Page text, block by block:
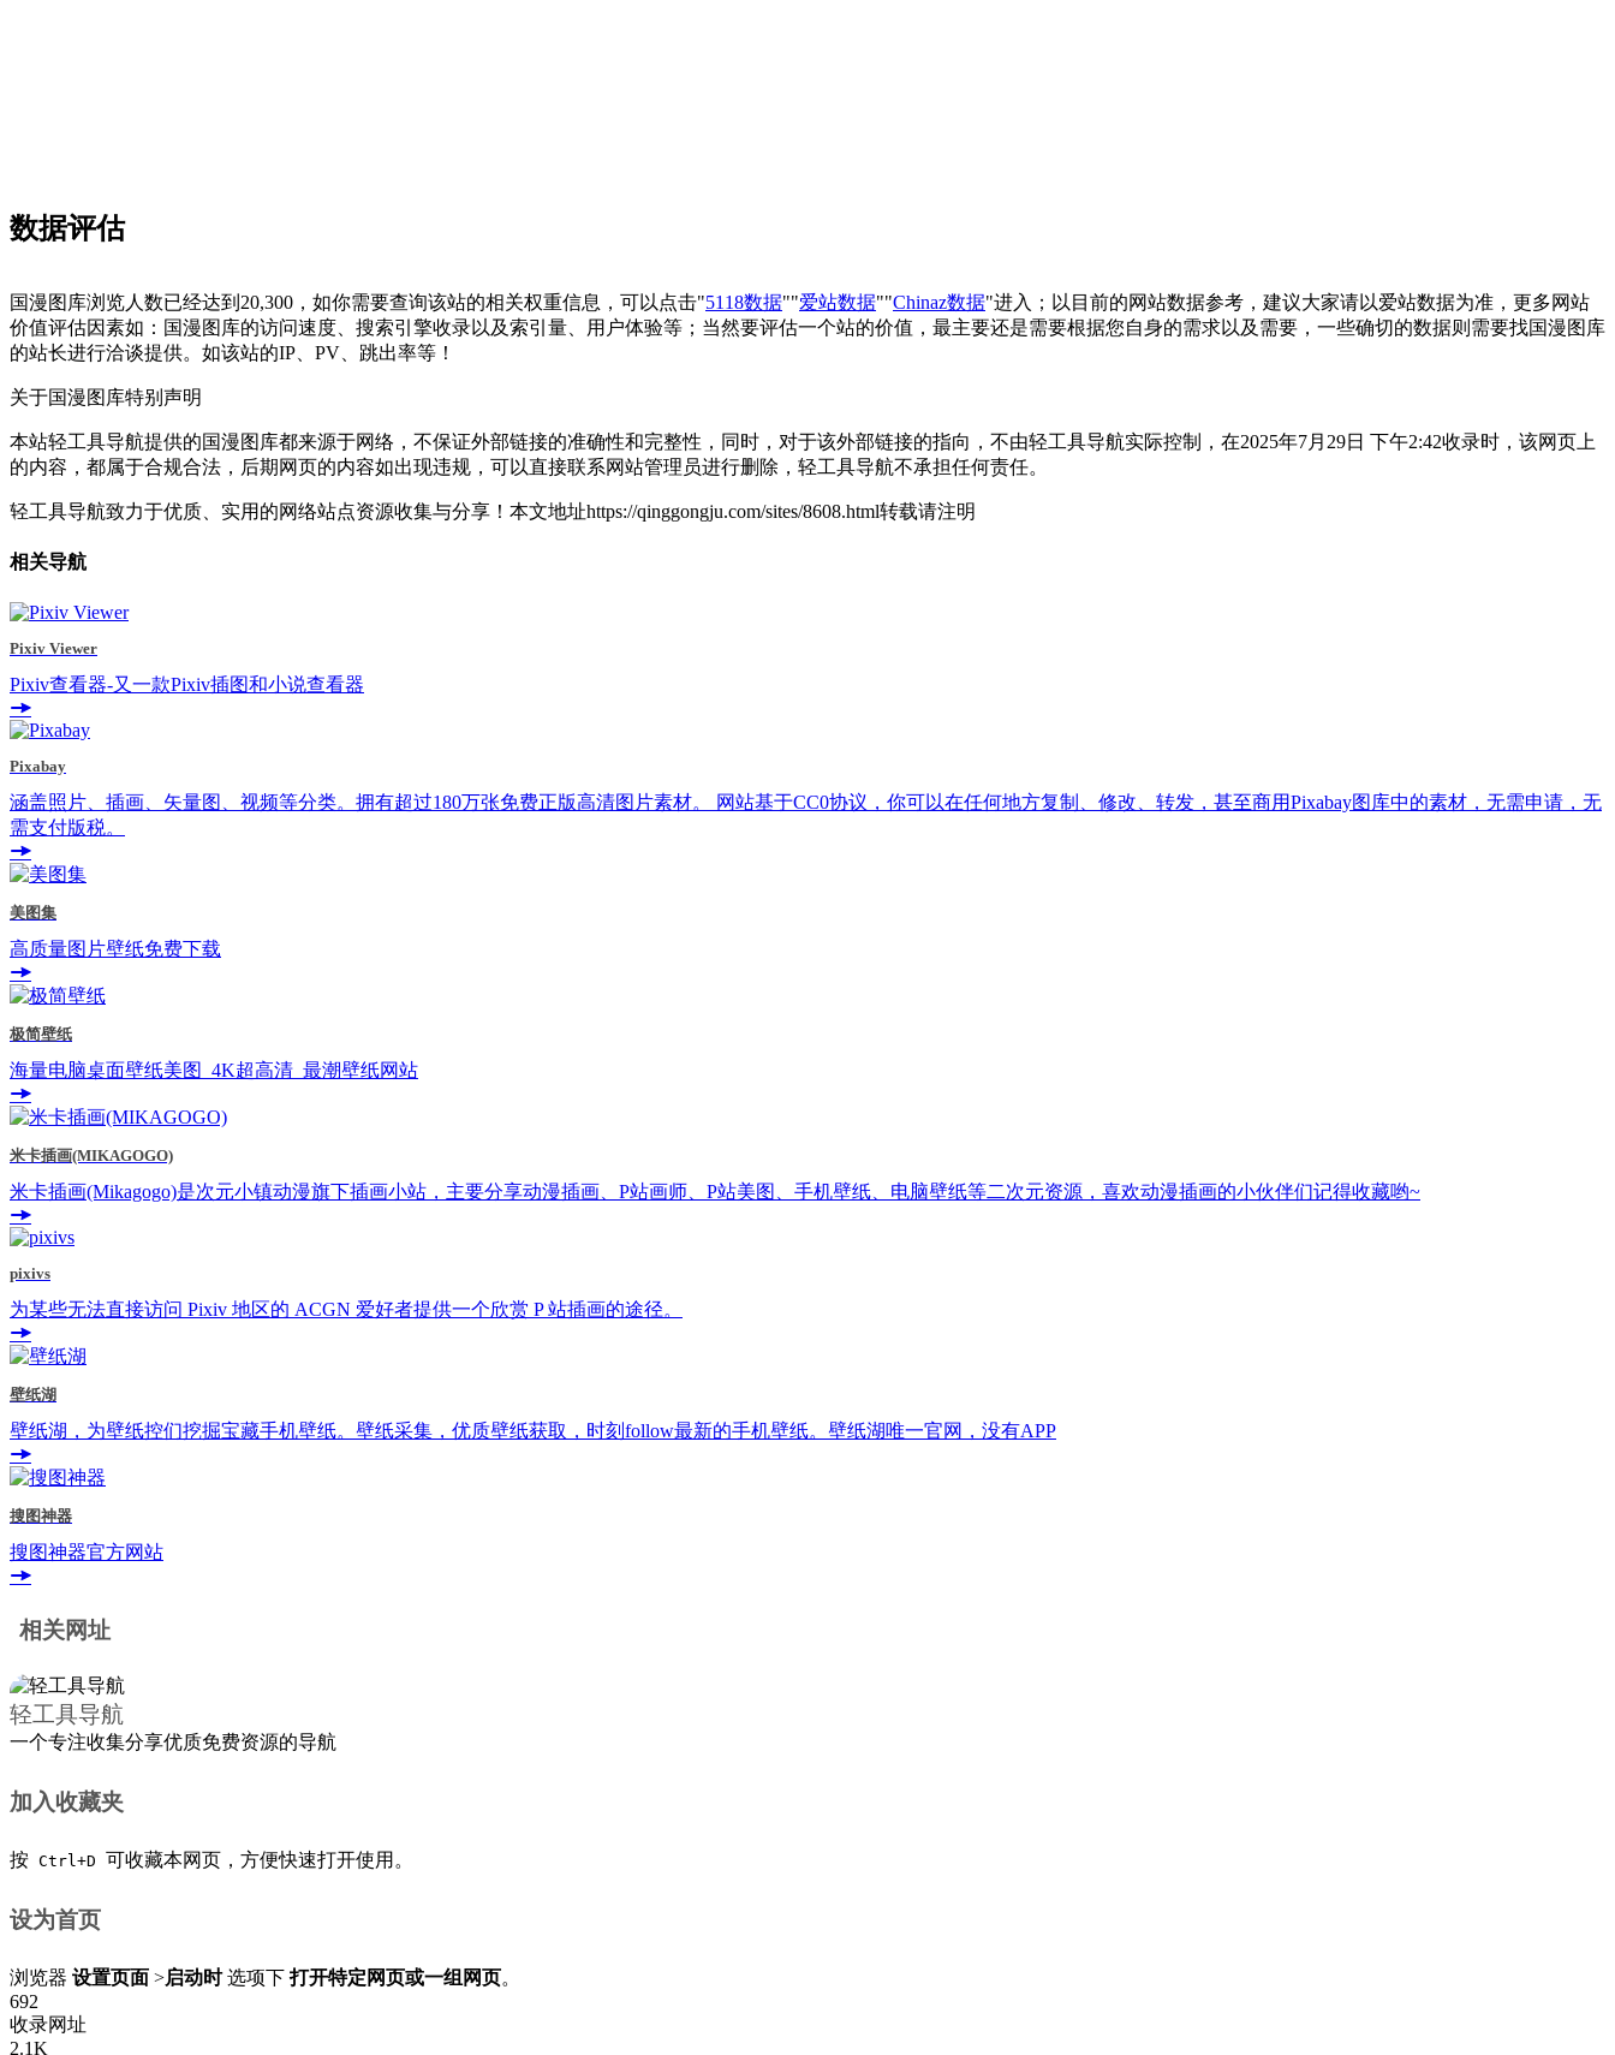
数据评估
国漫图库浏览人数已经达到20,300，如你需要查询该站的相关权重信息，可以点击"5118数据""爱站数据""Chinaz数据"进入；以目前的网站数据参考，建议大家请以爱站数据为准，更多网站
价值评估因素如：国漫图库的访问速度、搜索引擎收录以及索引量、用户体验等；当然要评估一个站的价值，最主要还是需要根据您自身的需求以及需要，一些确切的数据则需要找国漫图库
的站长进行洽谈提供。如该站的IP、PV、跳出率等！
关于国漫图库特别声明
本站轻工具导航提供的国漫图库都来源于网络，不保证外部链接的准确性和完整性，同时，对于该外部链接的指向，不由轻工具导航实际控制，在2025年7月29日 下午2:42收录时，该网页上
的内容，都属于合规合法，后期网页的内容如出现违规，可以直接联系网站管理员进行删除，轻工具导航不承担任何责任。
轻工具导航致力于优质、实用的网络站点资源收集与分享！ 本文地址https://qinggongju.com/sites/8608.html转载请注明
相关导航
Pixiv Viewer
Pixiv查看器-又一款Pixiv插图和小说查看器
Pixabay
涵盖照片、插画、矢量图、视频等分类。拥有超过180万张免费正版高清图片素材。 网站基于CC0协议，你可以在任何地方复制、修改、转发，甚至商用Pixabay图库中的素材，无需申请，无
需支付版税。
美图集
高质量图片壁纸免费下载
极简壁纸
海量电脑桌面壁纸美图_4K超高清_最潮壁纸网站
米卡插画(MIKAGOGO)
米卡插画(Mikagogo)是次元小镇动漫旗下插画小站，主要分享动漫插画、P站画师、P站美图、手机壁纸、电脑壁纸等二次元资源，喜欢动漫插画的小伙伴们记得收藏哟~
pixivs
为某些无法直接访问 Pixiv 地区的 ACGN 爱好者提供一个欣赏 P 站插画的途径。
壁纸湖
壁纸湖，为壁纸控们挖掘宝藏手机壁纸。壁纸采集，优质壁纸获取，时刻follow最新的手机壁纸。壁纸湖唯一官网，没有APP
搜图神器
搜图神器官方网站
相关网址
轻工具导航
一个专注收集分享优质免费资源的导航
加入收藏夹
按 Ctrl+D 可收藏本网页，方便快速打开使用。
设为首页
浏览器 设置页面 >启动时选项下打开特定网页或一组网页。
692
收录网址
2.1K